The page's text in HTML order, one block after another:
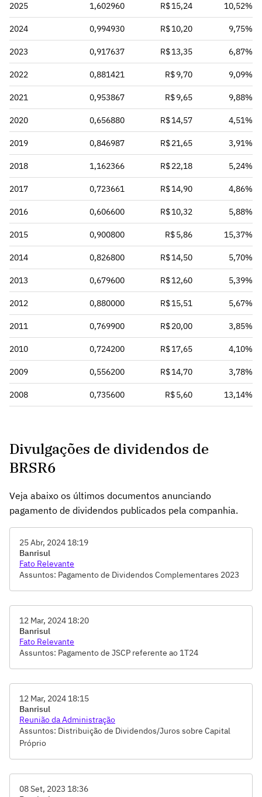
2025 1,602960 R$ 15,24 10,52%
2024 0,994930 R$ 10,20 9,75%
2023 0,917637 R$ 13,35 6,87%
2022 0,881421 R$ 9,70 9,09%
2021 0,953867 R$ 9,65 9,88%
2020 0,656880 R$ 14,57 4,51%
2019 0,846987 R$ 21,65 3,91%
2018 1,162366 R$ 22,18 5,24%
2017 0,723661 R$ 14,90 4,86%
2016 0,606600 R$ 10,32 5,88%
2015 0,900800 R$ 5,86 15,37%
2014 0,826800 R$ 14,50 5,70%
2013 0,679600 R$ 12,60 5,39%
2012 0,880000 R$ 15,51 5,67%
2011 0,769900 R$ 20,00 3,85%
2010 0,724200 R$ 17,65 4,10%
2009 0,556200 R$ 14,70 3,78%
2008 0,735600 R$ 5,60 13,14%
Divulgações de dividendos de
BRSR6
Veja abaixo os últimos documentos anunciando
pagamento de dividendos publicados pela companhia.
25 Abr, 2024 18:19
Banrisul
Fato Relevante
Assuntos: Pagamento de Dividendos Complementares 2023
12 Mar, 2024 18:20
Banrisul
Fato Relevante
Assuntos: Pagamento de JSCP referente ao 1T24
12 Mar, 2024 18:15
Banrisul
Reunião da Administração
Assuntos: Distribuição de Dividendos/Juros sobre Capital
Próprio
08 Set, 2023 18:36